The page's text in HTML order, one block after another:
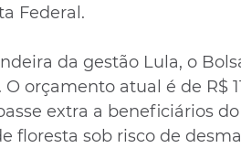
Federal.
da gestão Lula, o
O orçamento atual é de R$
extra a beneficiários
floresta sob risco de